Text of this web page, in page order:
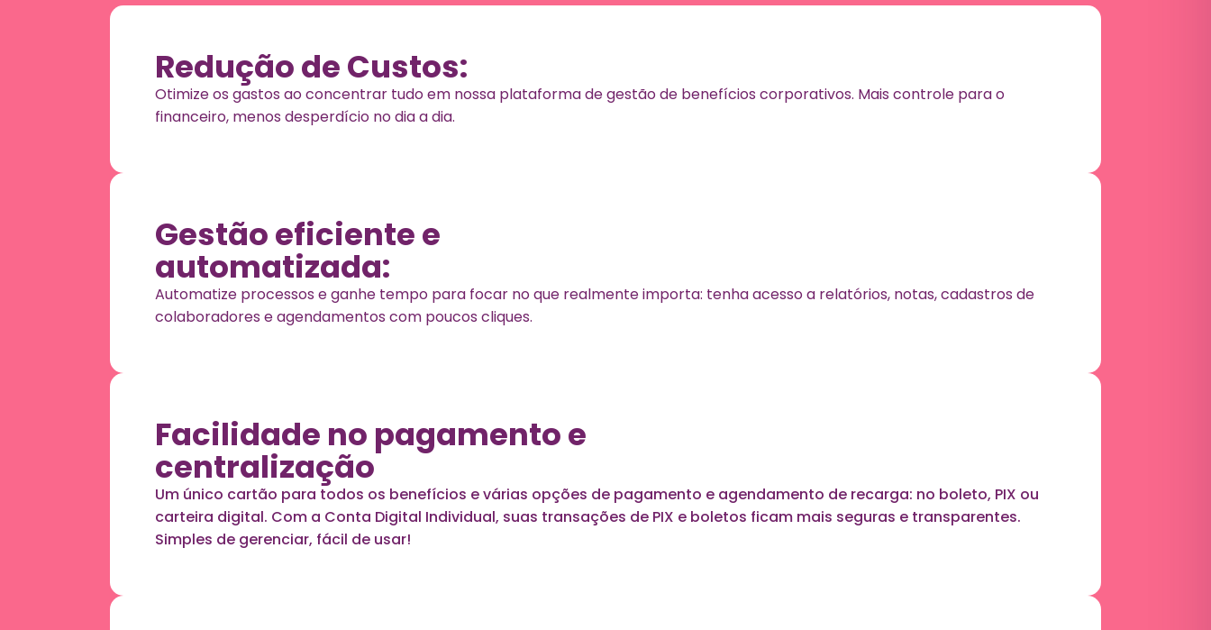
Redução de Custos:
Otimize os gastos ao concentrar tudo em nossa plataforma de gestão de benefícios corporativos. Mais controle para o
financeiro, menos desperdício no dia a dia.
Gestão eficiente e
automatizada:
Automatize processos e ganhe tempo para focar no que realmente importa: tenha acesso a relatórios, notas, cadastros de
colaboradores e agendamentos com poucos cliques.
Facilidade no pagamento e
centralização
Um único cartão para todos os benefícios e várias opções de pagamento e agendamento de recarga: no boleto, PIX ou
carteira digital. Com a Conta Digital Individual, suas transações de PIX e boletos ficam mais seguras e transparentes.
Simples de gerenciar, fácil de usar!